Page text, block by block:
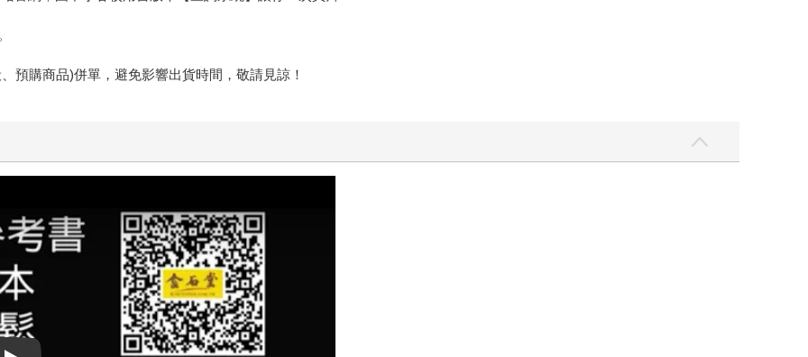
預購商品)併單，避免影響出貨時間，敬請見諒！